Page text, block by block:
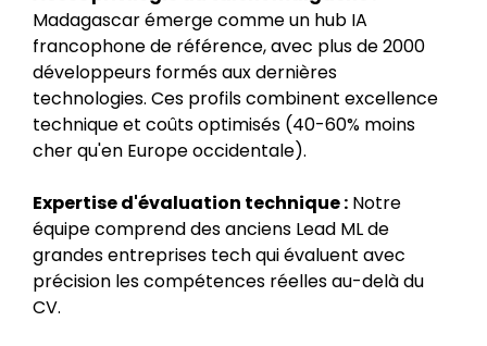
Madagascar émerge comme un hub IA
francophone de référence, avec plus de 2000
développeurs formés aux dernières
technologies. Ces profils combinent excellence
technique et coûts optimisés (40-60% moins
cher qu'en Europe occidentale).
Expertise d'évaluation technique : Notre
équipe comprend des anciens Lead ML de
grandes entreprises tech qui évaluent avec
précision les compétences réelles au-delà du
CV.